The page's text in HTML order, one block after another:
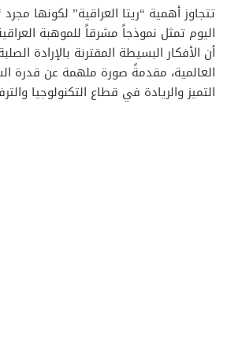
تتجاوز أهمية “ريتا العراقية” لكونها
اليوم تمثل نموذجاً مشرقاً للموهبة
أن الأفكار البسيطة المقترنة بالإرادة
العالمية، مقدمةً صورة ملهمة عن قدرة
التميز والريادة في قطاع التكنولوجيا